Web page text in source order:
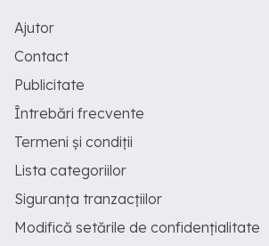
Ajutor
Contact
Publicitate
Întrebări frecvente
Termeni și condiții
Lista categoriilor
Siguranța tranzacțiilor
Modifică setările de confidențialitate